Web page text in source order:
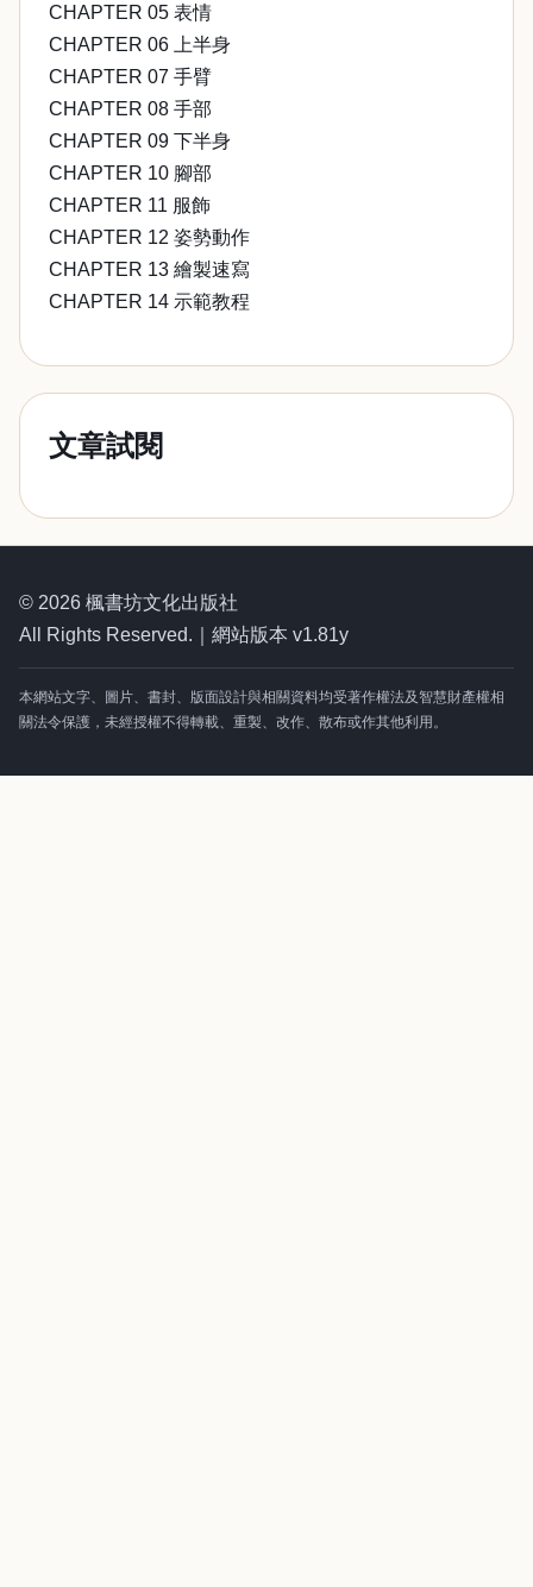
CHAPTER 05 表情
CHAPTER 06 上半身
CHAPTER 07 手臂
CHAPTER 08 手部
CHAPTER 09 下半身
CHAPTER 10 腳部
CHAPTER 11 服飾
CHAPTER 12 姿勢動作
CHAPTER 13 繪製速寫
CHAPTER 14 示範教程
文章試閱
© 2026 楓書坊文化出版社
All Rights Reserved.｜網站版本 v1.81y
本網站文字、圖片、書封、版面設計與相關資料均受著作權法及智慧財產權相
關法令保護，未經授權不得轉載、重製、改作、散布或作其他利用。